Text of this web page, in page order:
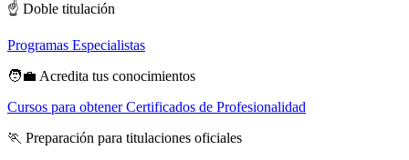
☝️ Doble titulación
Programas Especialistas
🧑‍💼 Acredita tus conocimientos
Cursos para obtener Certificados de Profesionalidad
🏃 Preparación para titulaciones oficiales